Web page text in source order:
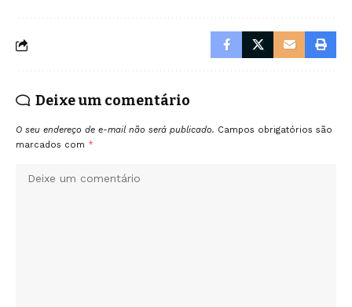
Deixe um comentário
O seu endereço de e-mail não será publicado. Campos obrigatórios são
marcados com *